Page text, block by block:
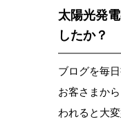
太陽光発
したか？
ブログを毎
お客さまか
われると大